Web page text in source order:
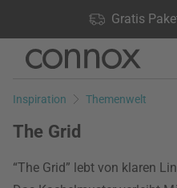
Gratis
lagernd, 60 Tage
Direkt
Seiteninhalt
Direkt
Suchfeld
Inspiration Themenwelt
The Grid
“The Grid” lebt von klaren